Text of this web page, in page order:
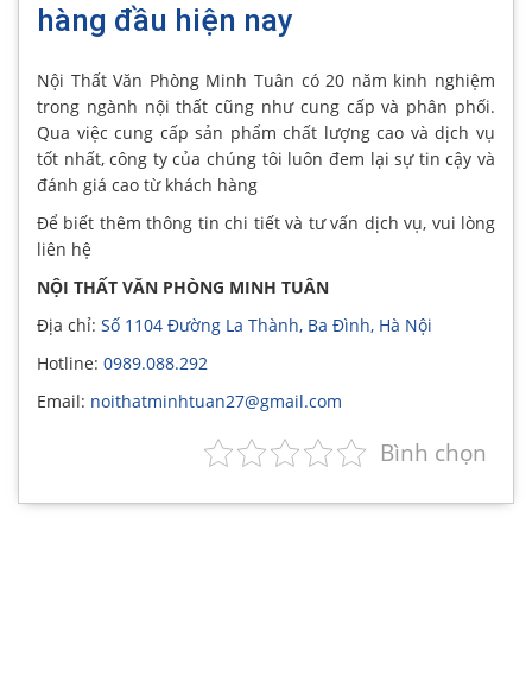
hàng đầu hiện nay
Nội Thất Văn Phòng Minh Tuân có 20 năm kinh nghiệm
trong ngành nội thất cũng như cung cấp và phân phối.
Qua việc cung cấp sản phẩm chất lượng cao và dịch vụ
tốt nhất, công ty của chúng tôi luôn đem lại sự tin cậy và
đánh giá cao từ khách hàng
Để biết thêm thông tin chi tiết và tư vấn dịch vụ, vui lòng
liên hệ
NỘI THẤT VĂN PHÒNG MINH TUÂN
Địa chỉ: Số 1104 Đường La Thành, Ba Đình, Hà Nội
Hotline: 0989.088.292
Email: noithatminhtuan27@gmail.com
Bình chọn